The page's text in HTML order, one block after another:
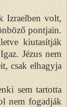
Izraelben volt,
pontjain.
kiutasítják
Jézus nem
csak elhagyja
sem tartotta
nem fogadják